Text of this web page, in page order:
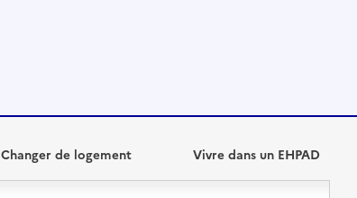
Changer de logement Vivre dans un EHPAD